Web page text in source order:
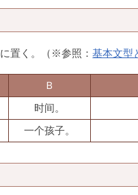
に置く。（※参照：基本文型
Ｂ
时间。
一个孩子。